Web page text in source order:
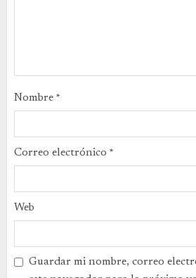
Nombre *
Correo electrónico *
Web
Guardar mi nombre, correo